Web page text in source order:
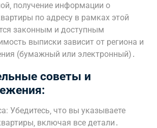
получение информации о
по адресу в рамках этой
законным и доступным
выписки зависит от региона и
(бумажный или электронный)․
советы и
Убедитесь‚ что вы указываете
включая все детали․